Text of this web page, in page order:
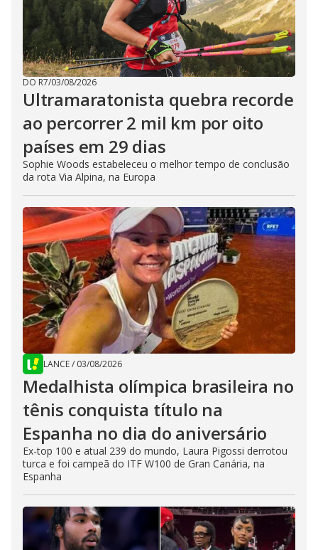
DO R7/03/08/2026
Ultramaratonista quebra recorde
ao percorrer 2 mil km por oito
países em 29 dias
Sophie Woods estabeleceu o melhor tempo de conclusão
da rota Via Alpina, na Europa
LANCE/ 03/08/2026
Medalhista olímpica brasileira no
tênis conquista título na
Espanha no dia do aniversário
Ex-top 100 e atual 239 do mundo, Laura Pigossi derrotou
turca e foi campeã do ITF W100 de Gran Canária, na
Espanha